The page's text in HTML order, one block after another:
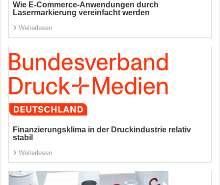
Wie E-Commerce-Anwendungen durch
Lasermarkierung vereinfacht werden
Weiterlesen
Finanzierungsklima in der Druckindustrie relativ
stabil
Weiterlesen